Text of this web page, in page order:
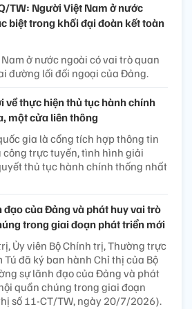
TW: Người Việt Nam ở nước
biệt trong khối đại đoàn kết toàn
ở nước ngoài có vai trò quan
đường lối đối ngoại của Đảng.
về thực hiện thủ tục hành chính
một cửa liên thông
gia là cổng tích hợp thông tin
trực tuyến, tình hình giải
thủ tục hành chính thống nhất
của Đảng và phát huy vai trò
trong giai đoạn phát triển mới
Ủy viên Bộ Chính trị, Thường trực
Tú đã ký ban hành Chỉ thị của Bộ
sự lãnh đạo của Đảng và phát
quần chúng trong giai đoạn
số 11-CT/TW, ngày 20/7/2026).